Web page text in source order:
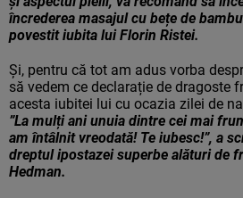
încrederea masajul cu bețe de
povestit iubita lui Florin Ristei.
Și, pentru că tot am adus vorba
să vedem ce declarație de dragoste
acesta iubitei lui cu ocazia zilei de
”La mulți ani unuia dintre cei mai
am întâlnit vreodată! Te iubesc!”, a
dreptul ipostazei superbe alături de
Hedman.